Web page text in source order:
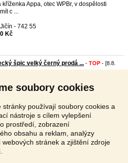
soubory cookies
stránky používají soubory cookies a
nástroje s cílem vylepšení
prostředí, zobrazení
obsahu a reklam, analýzy
webových stránek a zjištění zdroje
kříženka Appa, otec WPBr, v dospělosti
c ...
- 742 55
Kč
špic velký černý prodá ... - TOP - [8.8.
o ...
- 717 00
1 2 3 Další